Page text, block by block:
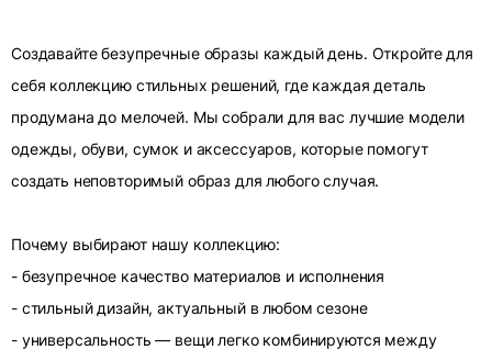
Создавайте безупречные образы каждый день. Откройте для
себя коллекцию стильных решений, где каждая деталь
продумана до мелочей. Мы собрали для вас лучшие модели
одежды, обуви, сумок и аксессуаров, которые помогут
создать неповторимый образ для любого случая.
Почему выбирают нашу коллекцию:
- безупречное качество материалов и исполнения
- стильный дизайн, актуальный в любом сезоне
- универсальность — вещи легко комбинируются между